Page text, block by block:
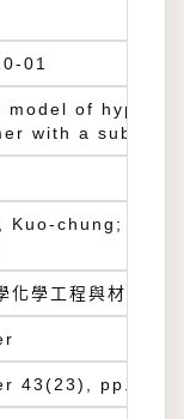
01
model of
with a
Kuo-chung; 董崇
化學工程與材料工
43(23),